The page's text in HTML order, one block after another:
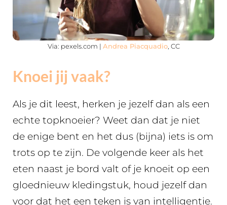
Via: pexels.com | Andrea Piacquadio, CC
Knoei jij vaak?
Als je dit leest, herken je jezelf dan als een
echte topknoeier? Weet dan dat je niet
de enige bent en het dus (bijna) iets is om
trots op te zijn. De volgende keer als het
eten naast je bord valt of je knoeit op een
gloednieuw kledingstuk, houd jezelf dan
voor dat het een teken is van intelligentie.